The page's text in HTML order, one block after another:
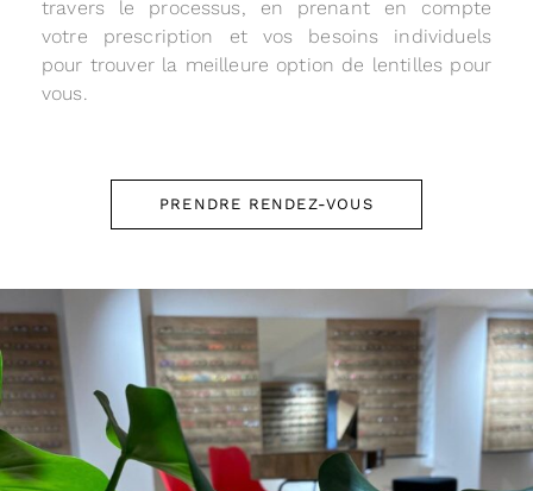
travers le processus, en prenant en compte
votre prescription et vos besoins individuels
pour trouver la meilleure option de lentilles pour
vous.
PRENDRE RENDEZ-VOUS